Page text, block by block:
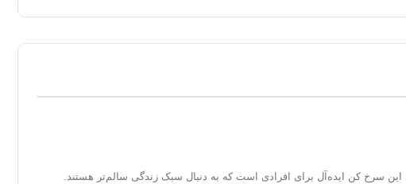
سرخ کن ایده‌آل برای افرادی است که به دنبال سبک زندگی سالم‌تر هستند.